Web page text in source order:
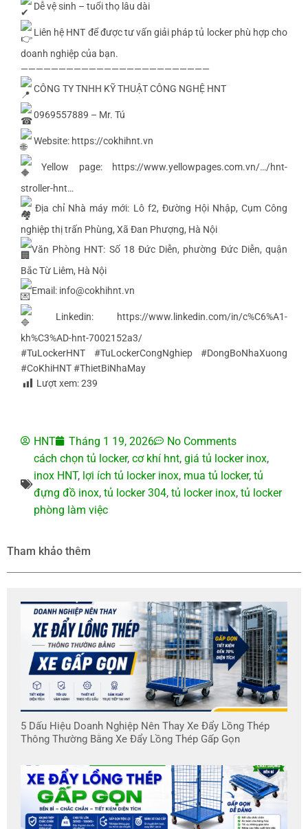
Dễ vệ sinh – tuổi thọ lâu dài
Liên hệ HNT để được tư vấn giải pháp tủ locker phù hợp cho
doanh nghiệp của bạn.
—————————————————————————
CÔNG TY TNHH KỸ THUẬT CÔNG NGHỆ HNT
0969557889 – Mr. Tú
Website: https://cokhihnt.vn
Yellow page:
https://www.yellowpages.com.vn/…/hnt-
stroller-hnt…
Địa chỉ Nhà máy mới: Lô f2, Đường Hội Nhập, Cụm Công
nghiệp thị trấn Phùng, Xã Đan Phượng, Hà Nội
Văn Phòng HNT: Số 18 Đức Diễn, phường Đức Diễn, quận
Bắc Từ Liêm, Hà Nội
Email: info@cokhihnt.vn
Linkedin:
https://www.linkedin.com/in/c%C6%A1-
kh%C3%AD-hnt-7002152a3/
#TuLockerHNT
#TuLockerCongNghiep
#DongBoNhaXuong
#CoKhiHNT#ThietBiNhaMay
Lượt xem:239
HNT Tháng 1 19, 2026
No Comments
cách chọn tủ locker, cơ khí hnt, giá tủ locker inox,
inox HNT, lợi ích tủ locker inox, mua tủ locker, tủ
đựng đồ inox, tủ locker 304, tủ locker inox, tủ locker
phòng làm việc
Tham khảo thêm
5 Dấu Hiệu Doanh Nghiệp Nên Thay Xe Đẩy Lồng Thép
Thông Thường Bằng Xe Đẩy Lồng Thép Gấp Gọn